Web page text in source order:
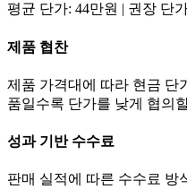
평균 단가: 44만원 | 권장 단
제품 협찬
제품 가격대에 따라 현금 단
품일수록 단가를 낮게 협의
성과 기반 수수료
판매 실적에 따른 수수료 방